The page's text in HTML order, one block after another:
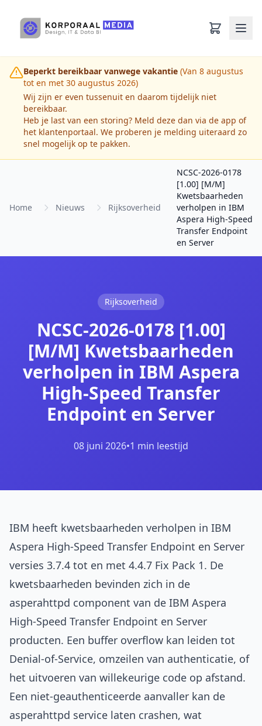
Beperkt bereikbaar vanwege vakantie (Van 8 augustus
tot en met 30 augustus 2026)
Wij zijn er even tussenuit en daarom tijdelijk niet
bereikbaar.
Heb je last van een storing? Meld deze dan via de app of
het klantenportaal. We proberen je melding uiteraard zo
snel mogelijk op te pakken.
Home Nieuws Rijksoverheid
NCSC-2026-0178
[1.00] [M/M]
Kwetsbaarheden
verholpen in IBM
Aspera High-Speed
Transfer Endpoint
en Server
Rijksoverheid
NCSC-2026-0178 [1.00]
[M/M] Kwetsbaarheden
verholpen in IBM Aspera
High-Speed Transfer
Endpoint en Server
08 juni 2026•1 min leestijd
IBM heeft kwetsbaarheden verholpen in IBM
Aspera High-Speed Transfer Endpoint en Server
versies 3.7.4 tot en met 4.4.7 Fix Pack 1. De
kwetsbaarheden bevinden zich in de
asperahttpd component van de IBM Aspera
High-Speed Transfer Endpoint en Server
producten. Een buffer overflow kan leiden tot
Denial-of-Service, omzeilen van authenticatie, of
het uitvoeren van willekeurige code op afstand.
Een niet-geauthenticeerde aanvaller kan de
asperahttpd service laten crashen, wat